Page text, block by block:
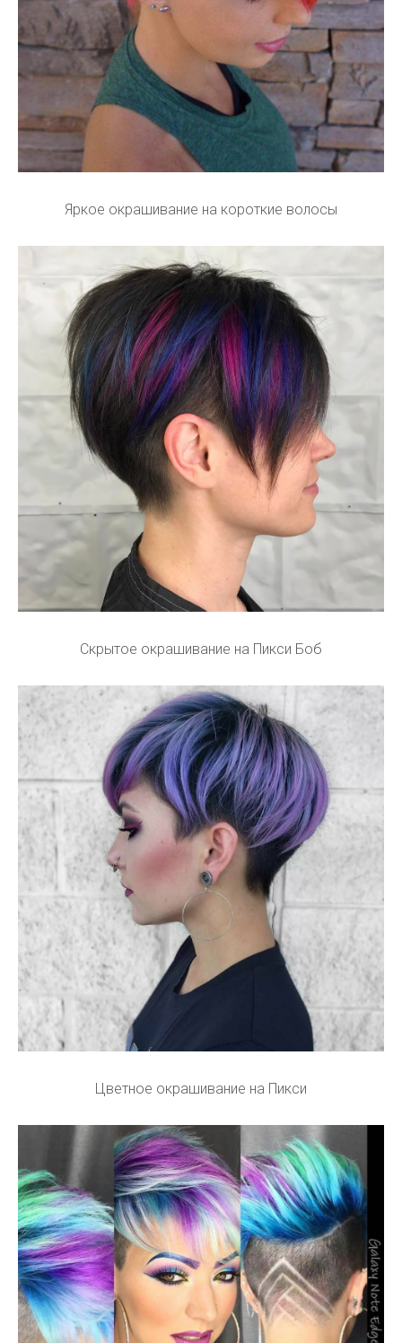
Яркое окрашивание на короткие волосы
Скрытое окрашивание на Пикси Боб
Цветное окрашивание на Пикси